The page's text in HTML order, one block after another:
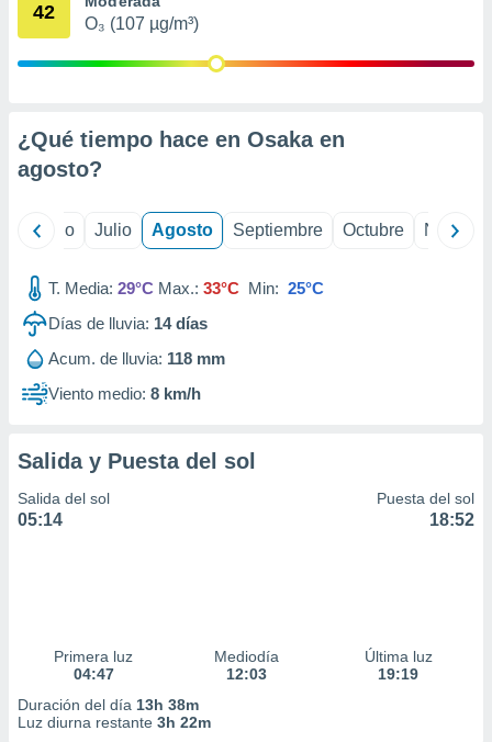
publicidad
publicidad
1199
42
O₃ (107 µg/m³)
¿Qué tiempo hace en Osaka en
agosto?
Junio Julio Agosto Septiembre Octubre
T. Media: 29°C Max.: 33°C Min: 25°C
Días de lluvia: 14días
Acum. de lluvia: 118 mm
Viento medio: 8 km/h
Salida y Puesta del sol
Salida del sol
05:14
Puesta del sol
18:52
Primera luz
04:47
Mediodía
12:03
Última luz
19:19
Duración del día 13h 38m
Luz diurna restante 3h 22m